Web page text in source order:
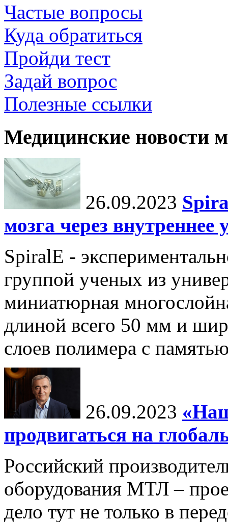
Частые вопросы
Куда обратиться
Пройди тест
Задай вопрос
Полезные ссылки
Медицинские новости
26.09.2023
мозга через внутреннее
SpiralE -
группой ученых из
миниатюрная
длиной всего 50 мм и
слоев полимера с
26.09.2023
продвигаться на
Российский
оборудования МТЛ –
дело тут не только в